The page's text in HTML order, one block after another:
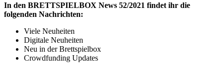
In den BRETTSPIELBOX News 52/2021 findet ihr die
folgenden Nachrichten:
Viele Neuheiten
Digitale Neuheiten
Neu in der Brettspielbox
Crowdfunding Updates